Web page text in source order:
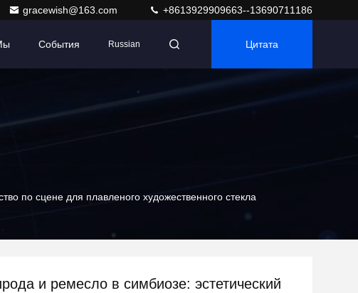
gracewish@163.com +8613929909663--13690711186
События Russian Цитата
по сцене для плавленого художественного стекла
и ремесло в симбиозе: эстетический